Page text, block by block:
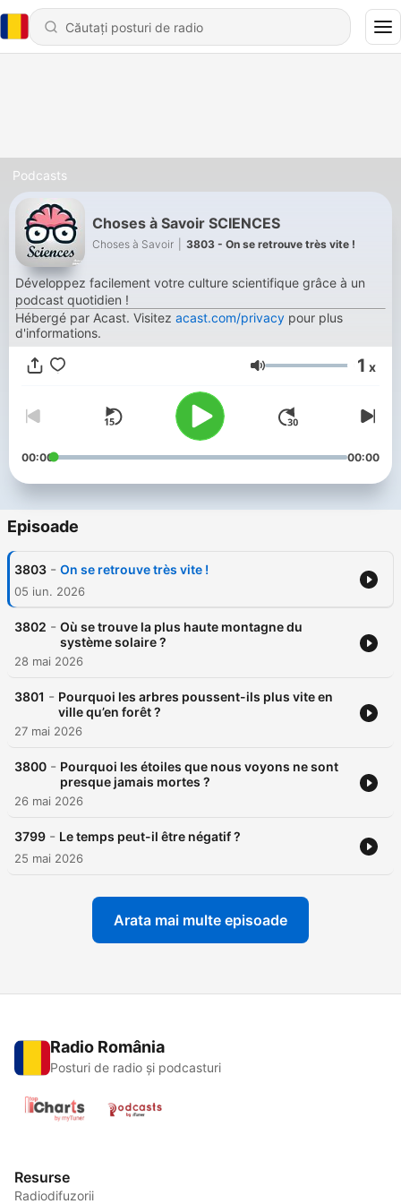
Podcasts
Choses à Savoir SCIENCES
Choses à Savoir 3803 - On se retrouve très vite !
Développez facilement votre culture scientifique grâce à un
podcast quotidien !
Hébergé par Acast. Visitez acast.com/privacy pour plus
d'informations.
Volum 1 x
00:00 00:00
Episoade
3803 - On se retrouve très vite !
05 iun. 2026
3802 - Où se trouve la plus haute montagne du
système solaire ?
28 mai 2026
3801 - Pourquoi les arbres poussent-ils plus vite en
ville qu’en forêt ?
27 mai 2026
3800 - Pourquoi les étoiles que nous voyons ne sont
presque jamais mortes ?
26 mai 2026
3799 - Le temps peut-il être négatif ?
25 mai 2026
Arata mai multe episoade
Radio România
Posturi de radio și podcasturi
Resurse
Radiodifuzorii